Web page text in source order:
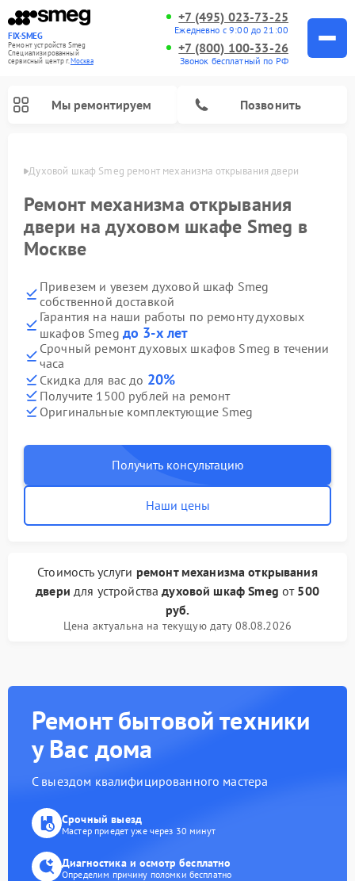
FIX-SMEG
Ремонт устройств Smeg
Специализированный
cервисный центр г.Москва
+7 (495) 023-73-25
Ежедневно с 9:00 до 21:00
+7 (800) 100-33-26
Звонок бесплатный по РФ
Мы ремонтируем Позвонить
Духовой шкаф Smeg ремонт механизма открывания двери
Ремонт механизма открывания
двери на духовом шкафе Smeg в
Москве
Привезем и увезем духовой шкаф Smeg
собственной доставкой
Гарантия на наши работы по ремонту духовых
шкафов Smeg до 3-х лет
Срочный ремонт духовых шкафов Smeg в течении
часа
Скидка для вас до 20%
Получите 1500 рублей на ремонт
Оригинальные комплектующие Smeg
Получить консультацию
Наши цены
Стоимость услуги ремонт механизма открывания
двери для устройствадуховой шкаф Smeg от 500
руб.
Цена актуальна на текущую дату 08.08.2026
Ремонт бытовой техники
у Вас дома
С выездом квалифицированного мастера
Срочный выезд
Мастер приедет уже через 30 минут
Диагностика и осмотр бесплатно
Определим причину поломки бесплатно